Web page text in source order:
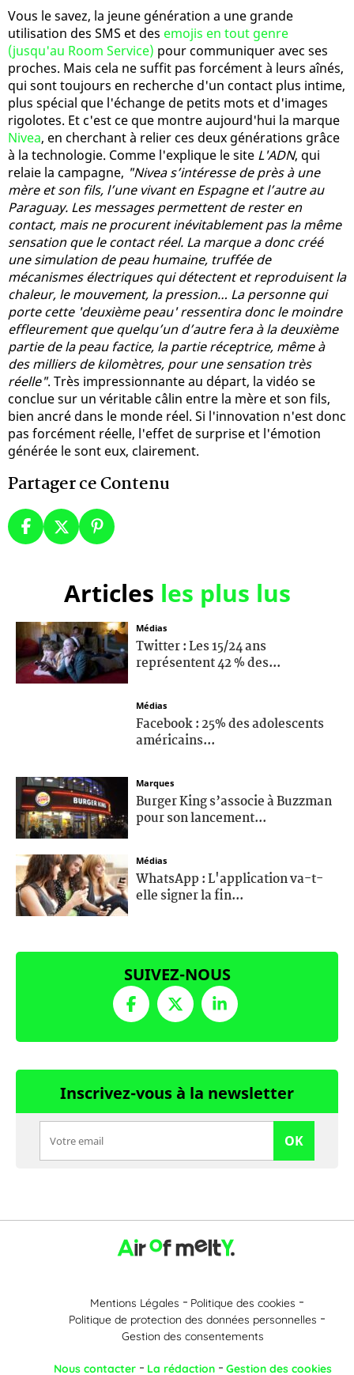
Vous le savez, la jeune génération a une grande
utilisation des SMS et des emojis en tout genre
(jusqu'au Room Service) pour communiquer avec ses
proches. Mais cela ne suffit pas forcément à leurs aînés,
qui sont toujours en recherche d'un contact plus intime,
plus spécial que l'échange de petits mots et d'images
rigolotes. Et c'est ce que montre aujourd'hui la marque
Nivea, en cherchant à relier ces deux générations grâce
à la technologie. Comme l'explique le site L'ADN, qui
relaie la campagne, "Nivea s’intéresse de près à une
mère et son fils, l’une vivant en Espagne et l’autre au
Paraguay. Les messages permettent de rester en
contact, mais ne procurent inévitablement pas la même
sensation que le contact réel. La marque a donc créé
une simulation de peau humaine, truffée de
mécanismes électriques qui détectent et reproduisent la
chaleur, le mouvement, la pression… La personne qui
porte cette 'deuxième peau' ressentira donc le moindre
effleurement que quelqu’un d’autre fera à la deuxième
partie de la peau factice, la partie réceptrice, même à
des milliers de kilomètres, pour une sensation très
réelle". Très impressionnante au départ, la vidéo se
conclue sur un véritable câlin entre la mère et son fils,
bien ancré dans le monde réel. Si l'innovation n'est donc
pas forcément réelle, l'effet de surprise et l'émotion
générée le sont eux, clairement.
Partager ce Contenu
Articles les plus lus
Médias
Twitter : Les 15/24 ans
représentent 42 % des...
Médias
Facebook : 25% des adolescents
américains...
Marques
Burger King s’associe à Buzzman
pour son lancement...
Médias
WhatsApp : L'application va-t-
elle signer la fin...
SUIVEZ-NOUS
Inscrivez-vous à la newsletter
OK
Mentions Légales
Politique des cookies
Politique de protection des données personnelles
Gestion des consentements
Nous contacter La rédaction Gestion des cookies